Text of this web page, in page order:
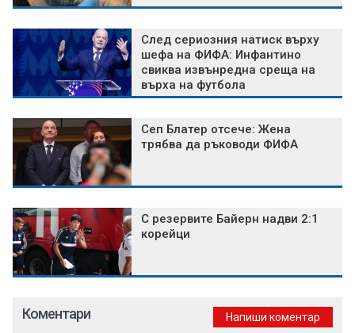
След сериозния натиск върху
шефа на ФИФА: Инфантино
свиква извънредна среща на
върха на футбола
Сеп Блатер отсече: Жена
трябва да ръководи ФИФА
С резервите Байерн надви 2:1
корейци
Коментари Напиши коментар